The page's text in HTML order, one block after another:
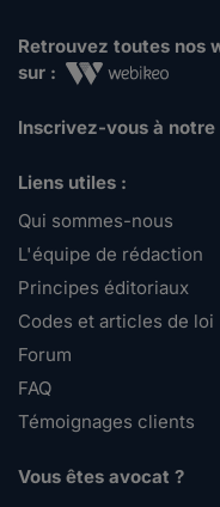
Retrouvez toutes nos
sur :
Inscrivez-vous à
Liens utiles :
Qui sommes-nous
L'équipe de rédaction
Principes éditoriaux
Codes et articles de loi
Forum
FAQ
Témoignages clients
Vous êtes avocat ?